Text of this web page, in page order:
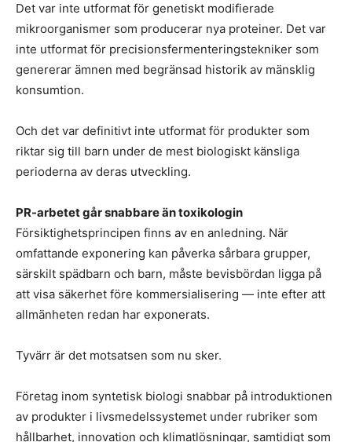
Det var inte utformat för genetiskt modifierade
mikroorganismer som producerar nya proteiner. Det var
inte utformat för precisionsfermenteringstekniker som
genererar ämnen med begränsad historik av mänsklig
konsumtion.
Och det var definitivt inte utformat för produkter som
riktar sig till barn under de mest biologiskt känsliga
perioderna av deras utveckling.
PR-arbetet går snabbare än toxikologin
Försiktighetsprincipen finns av en anledning. När
omfattande exponering kan påverka sårbara grupper,
särskilt spädbarn och barn, måste bevisbördan ligga på
att visa säkerhet före kommersialisering — inte efter att
allmänheten redan har exponerats.
Tyvärr är det motsatsen som nu sker.
Företag inom syntetisk biologi snabbar på introduktionen
av produkter i livsmedelssystemet under rubriker som
hållbarhet, innovation och klimatlösningar, samtidigt som